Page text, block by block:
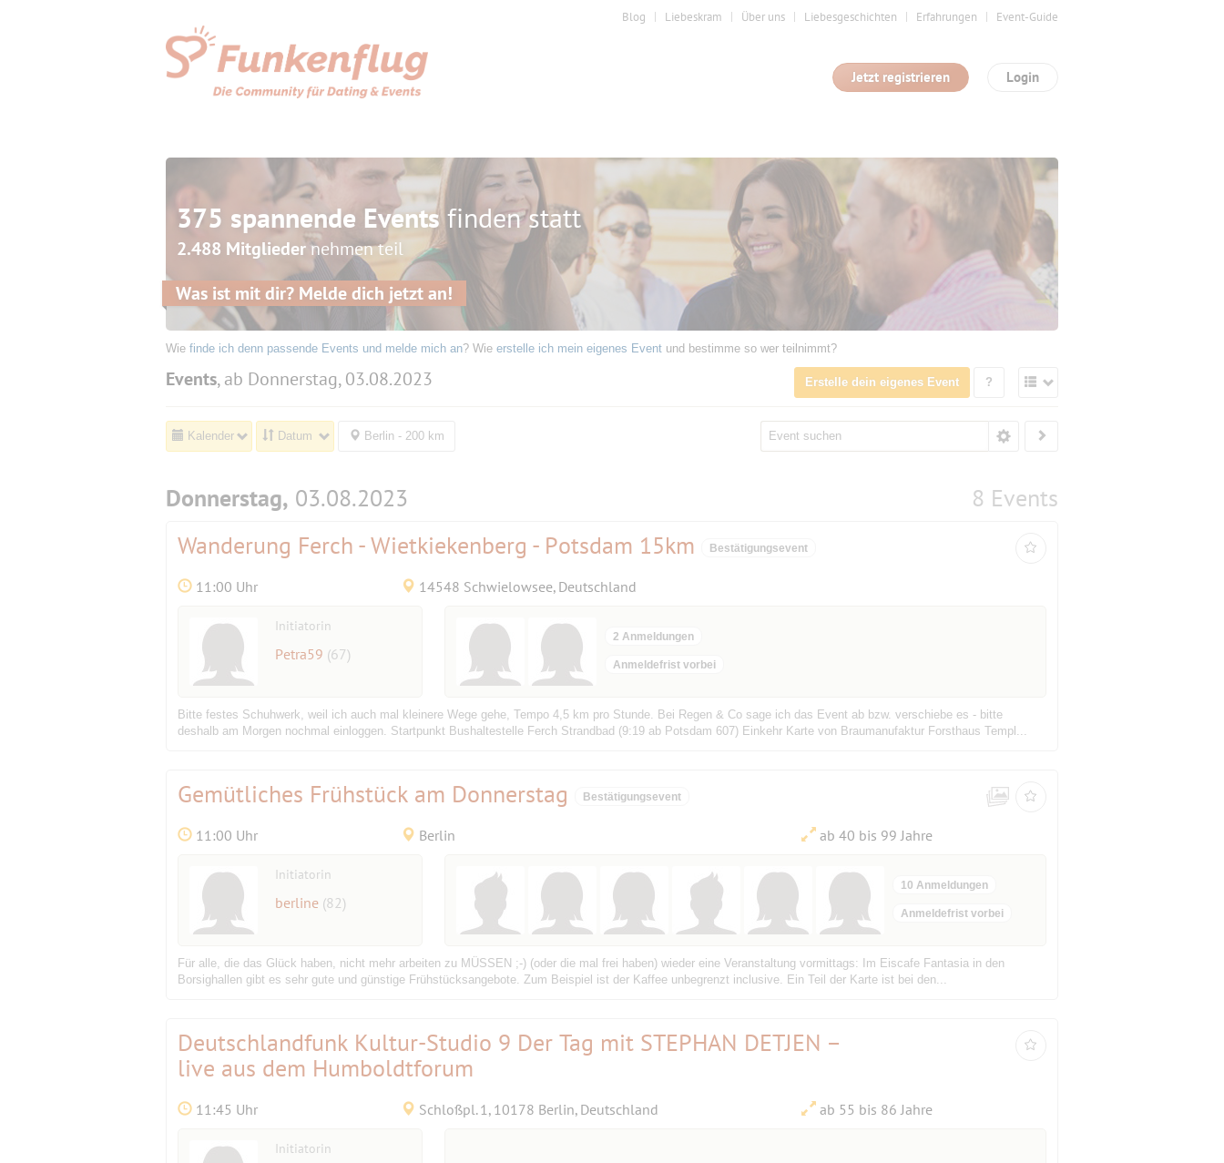
Blog Liebeskram Über uns Liebesgeschichten Erfahrungen Event-Guide
Login
Jetzt registrieren
375 spannende Eventsfinden statt
2.488 Mitgliedernehmen teil
Was ist mit dir? Melde dich jetzt an!
Wie finde ich denn passende Events und melde mich an? Wie erstelle ich mein eigenes Event und bestimme so wer teilnimmt?
Events, ab Donnerstag, 03.08.2023 Erstelle dein eigenes Event ?
Kalender Datum Berlin - 200 km
Donnerstag, 03.08.2023
8 Events
Wanderung Ferch - Wietkiekenberg - Potsdam 15km
Bestätigungsevent
11:00 Uhr 14548 Schwielowsee, Deutschland
Initiatorin
Petra59 (67)
2 Anmeldungen
Anmeldefrist vorbei
Bitte festes Schuhwerk, weil ich auch mal kleinere Wege gehe, Tempo 4,5 km pro Stunde. Bei Regen & Co sage ich das Event ab bzw. verschiebe es - bitte
deshalb am Morgen nochmal einloggen. Startpunkt Bushaltestelle Ferch Strandbad (9:19 ab Potsdam 607) Einkehr Karte von Braumanufaktur Forsthaus Templ...
Gemütliches Frühstück am Donnerstag Bestätigungsevent
11:00 Uhr Berlin ab 40 bis 99 Jahre
Initiatorin
berline (82)
10 Anmeldungen
Anmeldefrist vorbei
Für alle, die das Glück haben, nicht mehr arbeiten zu MÜSSEN ;-) (oder die mal frei haben) wieder eine Veranstaltung vormittags: Im Eiscafe Fantasia in den
Borsighallen gibt es sehr gute und günstige Frühstücksangebote. Zum Beispiel ist der Kaffee unbegrenzt inclusive. Ein Teil der Karte ist bei den...
Deutschlandfunk Kultur-Studio 9 Der Tag mit STEPHAN DETJEN –
live aus dem Humboldtforum
11:45 Uhr Schloßpl. 1, 10178 Berlin, Deutschland ab 55 bis 86 Jahre
Initiatorin